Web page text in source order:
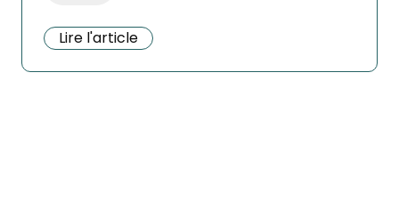
Lire l'article